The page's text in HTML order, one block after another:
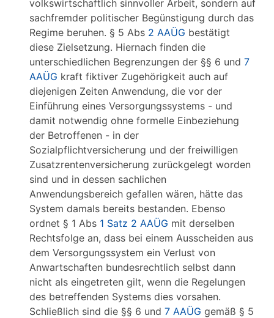
volkswirtschaftlich sinnvoller Arbeit, sondern auf
sachfremder politischer Begünstigung durch das
Regime beruhen. § 5 Abs 2 AAÜG bestätigt
diese Zielsetzung. Hiernach finden die
unterschiedlichen Begrenzungen der §§ 6 und 7
AAÜG kraft fiktiver Zugehörigkeit auch auf
diejenigen Zeiten Anwendung, die vor der
Einführung eines Versorgungssystems - und
damit notwendig ohne formelle Einbeziehung
der Betroffenen - in der
Sozialpflichtversicherung und der freiwilligen
Zusatzrentenversicherung zurückgelegt worden
sind und in dessen sachlichen
Anwendungsbereich gefallen wären, hätte das
System damals bereits bestanden. Ebenso
ordnet § 1 Abs 1 Satz 2 AAÜG mit derselben
Rechtsfolge an, dass bei einem Ausscheiden aus
dem Versorgungssystem ein Verlust von
Anwartschaften bundesrechtlich selbst dann
nicht als eingetreten gilt, wenn die Regelungen
des betreffenden Systems dies vorsahen.
Schließlich sind die §§ 6 und 7 AAÜG gemäß § 5